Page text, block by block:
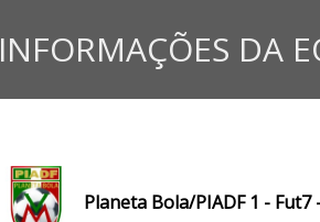
INFORMAÇÕES DA
Planeta Bola/PIADF 1 - Fut7